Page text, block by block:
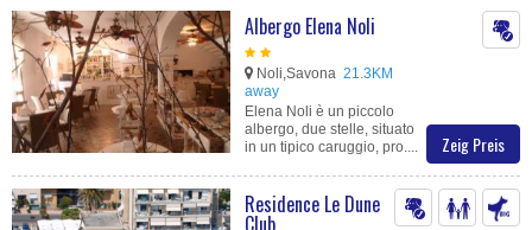
Zeig Preis
Albergo Elena Noli
Noli,Savona 21.3KM
away
Elena Noli è un piccolo
albergo, due stelle, situato
in un tipico caruggio, pro....
Residence Le Dune
Club